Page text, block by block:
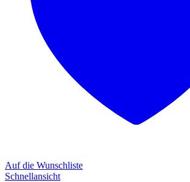
Auf die Wunschliste
Schnellansicht